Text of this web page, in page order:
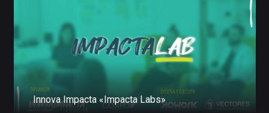
Innova Impacta «Impacta Labs»